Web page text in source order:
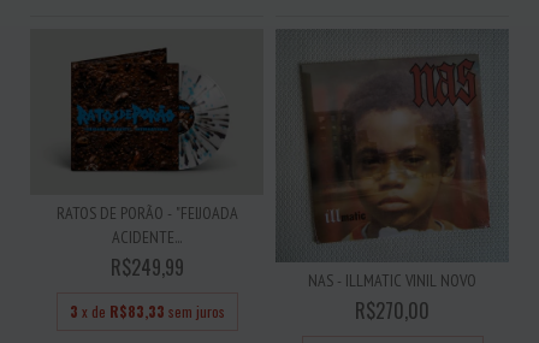
RATOS DE PORÃO - "FEIJOADA
ACIDENTE...
R$249,99
3 x de R$83,33 sem juros
NAS - ILLMATIC VINIL NOVO
R$270,00